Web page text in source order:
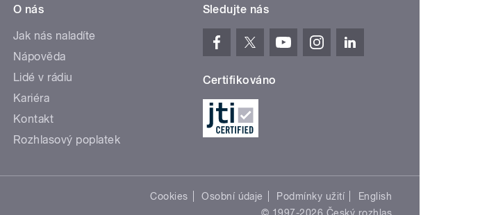
O nás
Jak nás naladíte
Nápověda
Lidé v rádiu
Kariéra
Kontakt
Rozhlasový poplatek
Sledujte nás
Certifikováno
Cookies Osobní údaje Podmínky užití
English